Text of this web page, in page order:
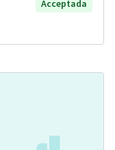
Acceptada